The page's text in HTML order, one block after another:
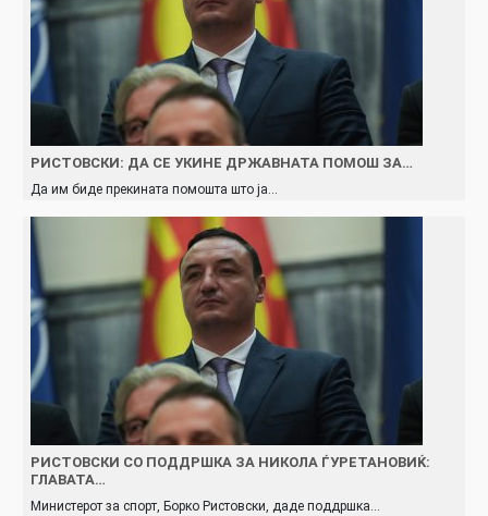
РИСТОВСКИ: ДА СЕ УКИНЕ ДРЖАВНАТА ПОМОШ ЗА…
Да им биде прекината помошта што ја…
РИСТОВСКИ СО ПОДДРШКА ЗА НИКОЛА ЃУРЕТАНОВИЌ:
ГЛАВАТА…
Министерот за спорт, Борко Ристовски, даде поддршка…